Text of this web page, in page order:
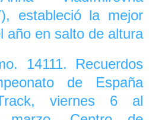
estableció la mejor
año en salto de altura
14111. Recuerdos
de España
viernes 6 al